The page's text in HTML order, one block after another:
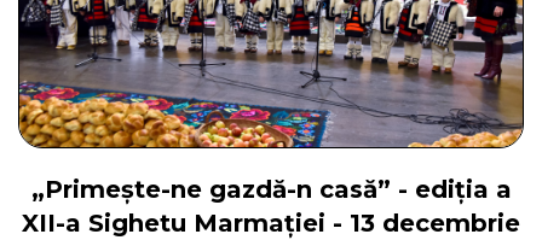
„Primește-ne gazdă-n casă” - ediția a
XII-a Sighetu Marmației - 13 decembrie